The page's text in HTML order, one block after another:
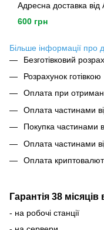
Адресна доставка від
600 грн
Більше інформації про
Безготівковий
Розрахунок готівкою
Оплата при
Оплата частинами
Покупка частинами
Оплата частинами
Оплата
Гарантія 38
- на робочі станції